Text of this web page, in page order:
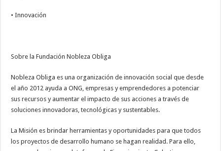
• Innovación
Sobre la Fundación Nobleza Obliga
Nobleza Obliga es una organización de innovación social que desde
el año 2012 ayuda a ONG, empresas y emprendedores a potenciar
sus recursos y aumentar el impacto de sus acciones a través de
soluciones innovadoras, tecnológicas y sustentables.
La Misión es brindar herramientas y oportunidades para que todos
los proyectos de desarrollo humano se hagan realidad. Para ello,